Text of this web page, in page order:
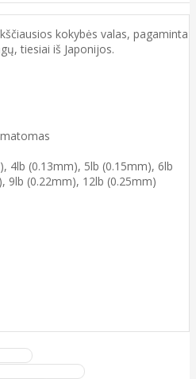
kokybės valas, pagaminta
tiesiai iš Japonijos.
4lb (0.13mm), 5lb (0.15mm), 6lb
9lb (0.22mm), 12lb (0.25mm)